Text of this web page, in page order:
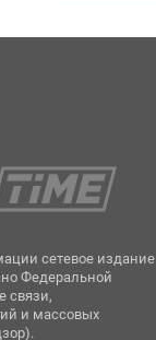
сетевое издание
Федеральной
связи,
и массовых